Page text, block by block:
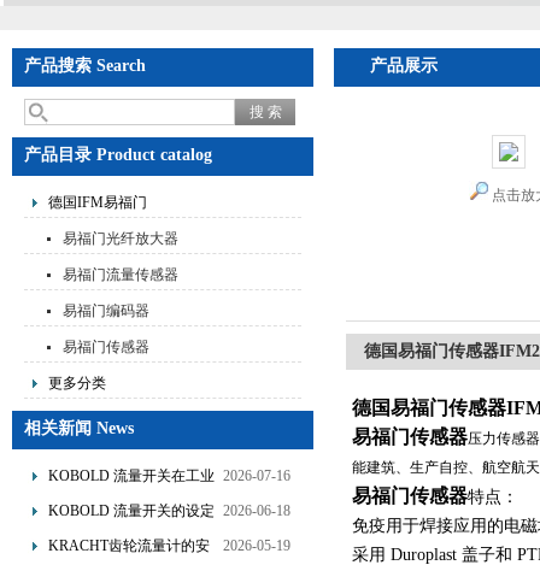
产品搜索 Search
产品目录 Product catalog
德国IFM易福门
易福门光纤放大器
易福门流量传感器
易福门编码器
易福门传感器
更多分类
相关新闻 News
KOBOLD 流量开关在工业
管道水流量监测中的应用
2026-07-16
KOBOLD 流量开关的设定
流量调节与刻度指示
2026-06-18
KRACHT齿轮流量计的安
2026-05-19
产品展示
点击放
德国易福门传感器
德国易福门传感器
易福门传感器压力传感
能建筑、生产自控、航空航
易福门传感器特点：
免疫用于焊接应用的电
采用 Duroplast 盖子和